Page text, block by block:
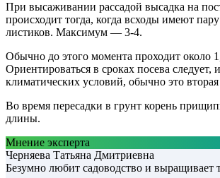
При высаживании рассадой высадка на
происходит тогда, когда всходы имеют
листиков. Максимум — 3-4.
Обычно до этого момента проходит около
Ориентироваться в сроках посева следует,
климатических условий, обычно это вторая
Во время пересадки в грунт корень
длины.
Мнение эксперта
Черняева Татьяна Дмитриевна
Безумно любит садоводство и выращивает